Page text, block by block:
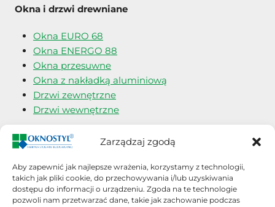
Zarządzaj zgodą
Aby zapewnić jak najlepsze wrażenia, korzystamy z technologii,
takich jak pliki cookie, do przechowywania i/lub uzyskiwania
dostępu do informacji o urządzeniu. Zgoda na te technologie
pozwoli nam przetwarzać dane, takie jak zachowanie podczas
Okna i drzwi drewniane
Okna EURO 68
Okna ENERGO 88
Okna przesuwne
Okna z nakładką aluminiową
Drzwi zewnętrzne
Drzwi wewnętrzne
Okna i drzwi angielskie
Okna typu SASH
Okna typu BIFOLD
Okna typu CASEMENT